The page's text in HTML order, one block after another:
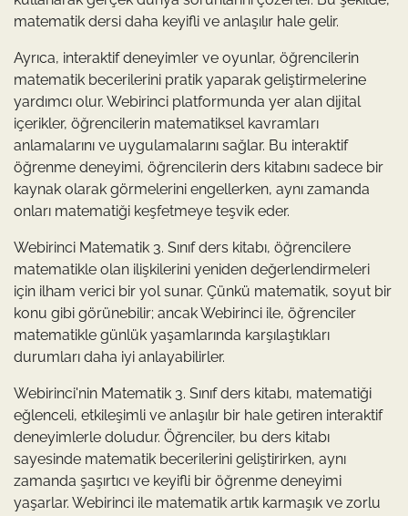
matematik dersi daha keyifli ve anlaşılır hale gelir.
Ayrıca, interaktif deneyimler ve oyunlar, öğrencilerin
matematik becerilerini pratik yaparak geliştirmelerine
yardımcı olur. Webirinci platformunda yer alan dijital
içerikler, öğrencilerin matematiksel kavramları
anlamalarını ve uygulamalarını sağlar. Bu interaktif
öğrenme deneyimi, öğrencilerin ders kitabını sadece bir
kaynak olarak görmelerini engellerken, aynı zamanda
onları matematiği keşfetmeye teşvik eder.
Webirinci Matematik 3. Sınıf ders kitabı, öğrencilere
matematikle olan ilişkilerini yeniden değerlendirmeleri
için ilham verici bir yol sunar. Çünkü matematik, soyut bir
konu gibi görünebilir; ancak Webirinci ile, öğrenciler
matematikle günlük yaşamlarında karşılaştıkları
durumları daha iyi anlayabilirler.
Webirinci'nin Matematik 3. Sınıf ders kitabı, matematiği
eğlenceli, etkileşimli ve anlaşılır bir hale getiren interaktif
deneyimlerle doludur. Öğrenciler, bu ders kitabı
sayesinde matematik becerilerini geliştirirken, aynı
zamanda şaşırtıcı ve keyifli bir öğrenme deneyimi
yaşarlar. Webirinci ile matematik artık karmaşık ve zorlu